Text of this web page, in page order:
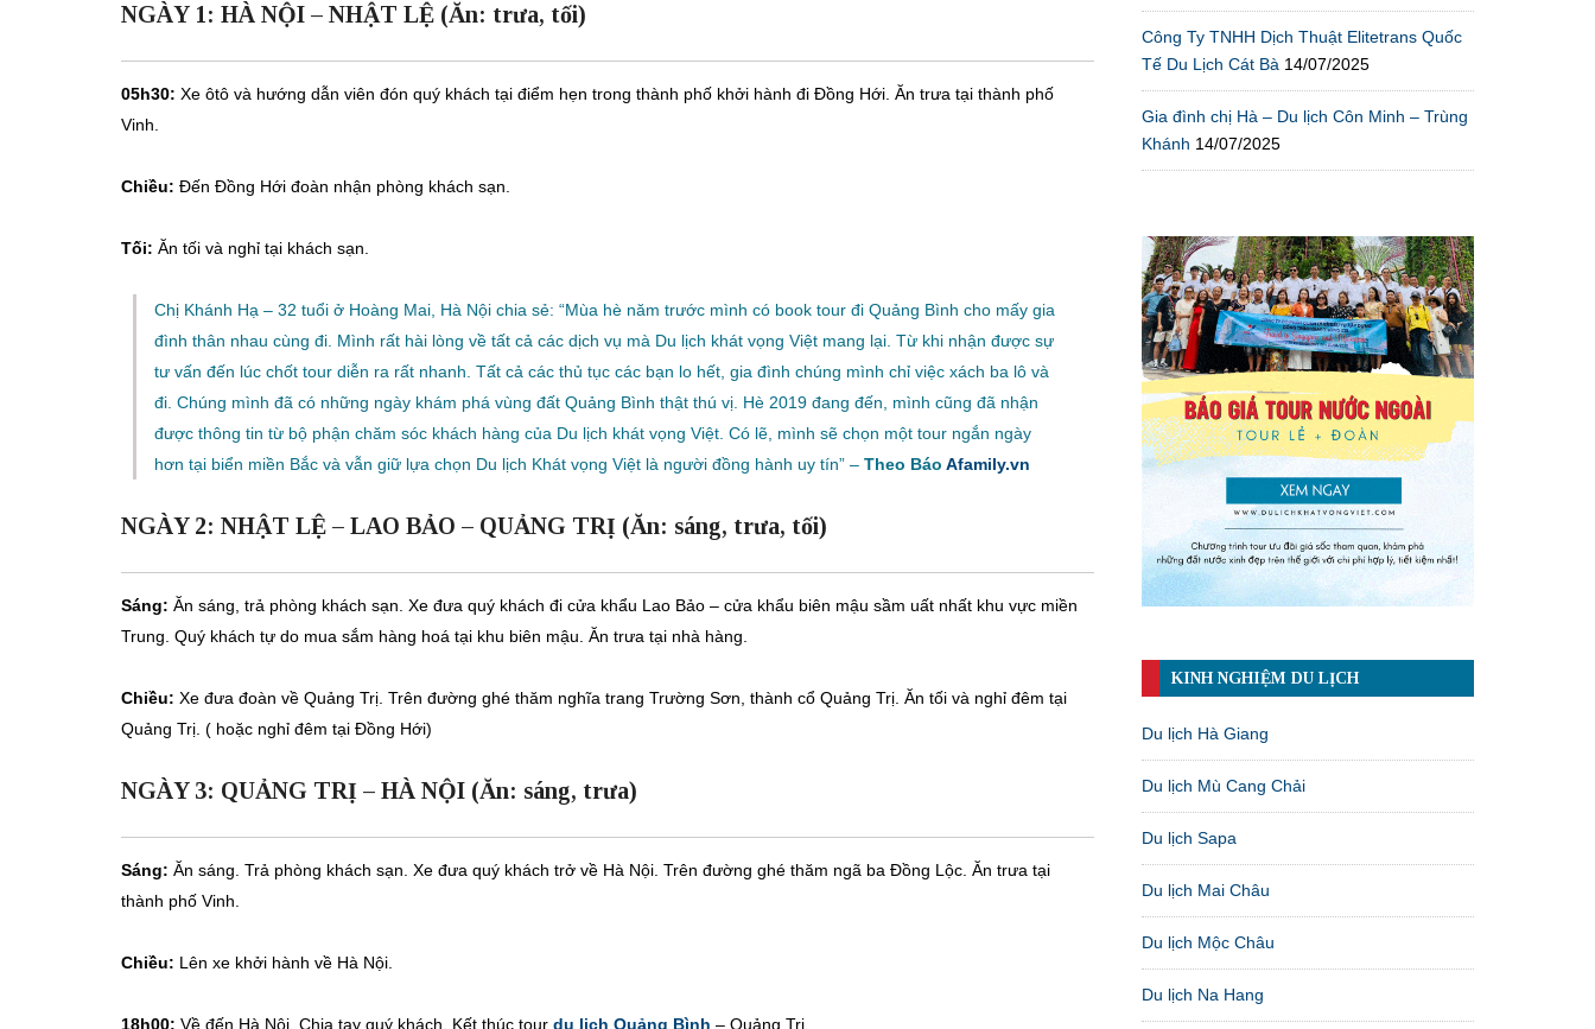
NGÀY 1: HÀ NỘI – NHẬT LỆ (Ăn: trưa, tối)
05h30: Xe ôtô và hướng dẫn viên đón quý khách tại điểm hẹn trong thành phố khởi hành đi Đồng Hới. Ăn trưa tại thành phố
Vinh.
Chiều: Đến Đồng Hới đoàn nhận phòng khách sạn.
Tối: Ăn tối và nghỉ tại khách sạn.
Chị Khánh Hạ – 32 tuổi ở Hoàng Mai, Hà Nội chia sẻ: “Mùa hè năm trước mình có book tour đi Quảng Bình cho mấy gia
đình thân nhau cùng đi. Mình rất hài lòng về tất cả các dịch vụ mà Du lịch khát vọng Việt mang lại. Từ khi nhận được sự
tư vấn đến lúc chốt tour diễn ra rất nhanh. Tất cả các thủ tục các bạn lo hết, gia đình chúng mình chỉ việc xách ba lô và
đi. Chúng mình đã có những ngày khám phá vùng đất Quảng Bình thật thú vị. Hè 2019 đang đến, mình cũng đã nhận
được thông tin từ bộ phận chăm sóc khách hàng của Du lịch khát vọng Việt. Có lẽ, mình sẽ chọn một tour ngắn ngày
hơn tại biển miền Bắc và vẫn giữ lựa chọn Du lịch Khát vọng Việt là người đồng hành uy tín” – Theo Báo Afamily.vn
NGÀY 2: NHẬT LỆ – LAO BẢO – QUẢNG TRỊ (Ăn: sáng, trưa, tối)
Sáng: Ăn sáng, trả phòng khách sạn. Xe đưa quý khách đi cửa khẩu Lao Bảo – cửa khẩu biên mậu sầm uất nhất khu vực miền
Trung. Quý khách tự do mua sắm hàng hoá tại khu biên mậu. Ăn trưa tại nhà hàng.
Chiều: Xe đưa đoàn về Quảng Trị. Trên đường ghé thăm nghĩa trang Trường Sơn, thành cổ Quảng Trị. Ăn tối và nghỉ đêm tại
Quảng Trị. ( hoặc nghỉ đêm tại Đồng Hới)
NGÀY 3: QUẢNG TRỊ – HÀ NỘI (Ăn: sáng, trưa)
Sáng: Ăn sáng. Trả phòng khách sạn. Xe đưa quý khách trở về Hà Nội. Trên đường ghé thăm ngã ba Đồng Lộc. Ăn trưa tại
thành phố Vinh.
Chiều: Lên xe khởi hành về Hà Nội.
18h00: Về đến Hà Nội. Chia tay quý khách. Kết thúc tour du lịch Quảng Bình – Quảng Trị.
Công Ty TNHH Dịch Thuật Elitetrans Quốc
Tế Du Lịch Cát Bà 14/07/2025
Gia đình chị Hà – Du lịch Côn Minh – Trùng
Khánh 14/07/2025
KINH NGHIỆM DU LỊCH
Du lịch Hà Giang
Du lịch Mù Cang Chải
Du lịch Sapa
Du lịch Mai Châu
Du lịch Mộc Châu
Du lịch Na Hang